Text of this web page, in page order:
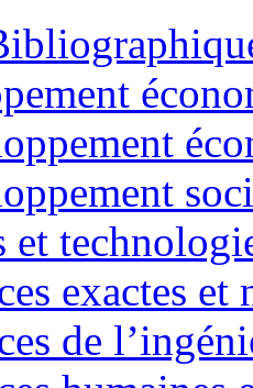
et
exactes et
de